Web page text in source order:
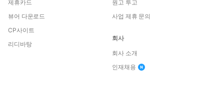
제휴카드
뷰어 다운로드
CP사이트
리디바탕
원고 투고
사업 제휴 문의
회사
회사 소개
인재채용